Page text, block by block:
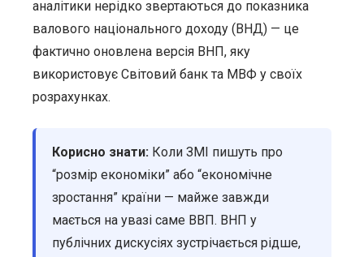
аналітики нерідко звертаються до показника
валового національного доходу (ВНД) — це
фактично оновлена версія ВНП, яку
використовує Світовий банк та МВФ у своїх
розрахунках.
Корисно знати: Коли ЗМІ пишуть про
“розмір економіки” або “економічне
зростання” країни — майже завжди
мається на увазі саме ВВП. ВНП у
публічних дискусіях зустрічається рідше,